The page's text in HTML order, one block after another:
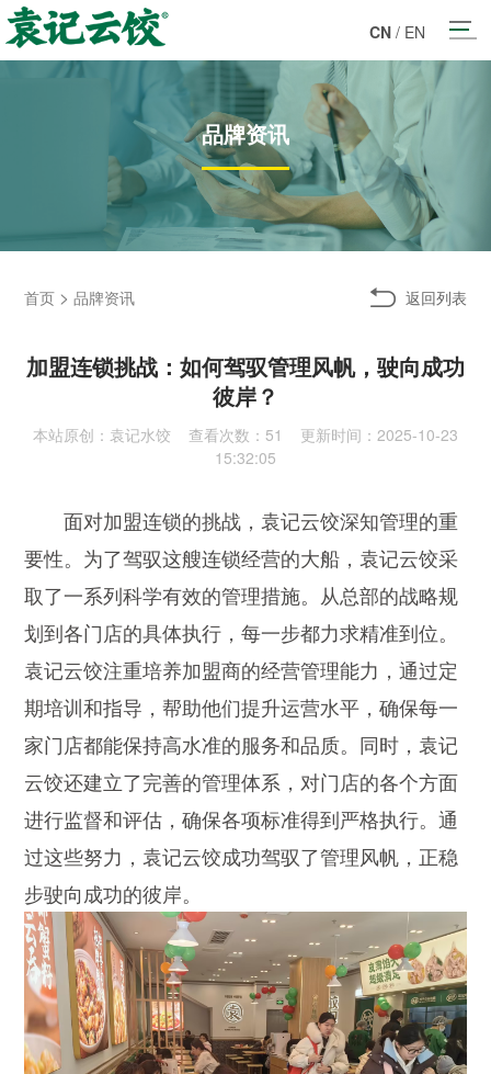
CN / EN
品牌资讯
首页 >品牌资讯 返回列表
加盟连锁挑战：如何驾驭管理风帆，驶向成功
彼岸？
本站原创：袁记水饺 查看次数： 51 更新时间：2025-10-23
15:32:05
面对加盟连锁的挑战，袁记云饺深知管理的重
要性。为了驾驭这艘连锁经营的大船，袁记云饺采
取了一系列科学有效的管理措施。从总部的战略规
划到各门店的具体执行，每一步都力求精准到位。
袁记云饺注重培养加盟商的经营管理能力，通过定
期培训和指导，帮助他们提升运营水平，确保每一
家门店都能保持高水准的服务和品质。同时，袁记
云饺还建立了完善的管理体系，对门店的各个方面
进行监督和评估，确保各项标准得到严格执行。通
过这些努力，袁记云饺成功驾驭了管理风帆，正稳
步驶向成功的彼岸。